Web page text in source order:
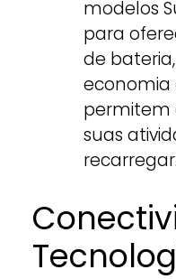
modelos
para
de
economia
permitem
suas
recarregar.